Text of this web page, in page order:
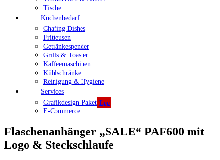
Tische
Küchenbedarf
Chafing Dishes
Fritteusen
Getränkespender
Grills & Toaster
Kaffeemaschinen
Kühlschränke
Reinigung & Hygiene
Services
Grafikdesign-Paket Tipp
E-Commerce
Flaschenanhänger „SALE“ PAF600 mit
Logo & Steckschlaufe